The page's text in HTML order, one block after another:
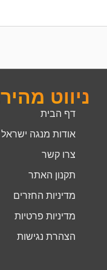
ניווט מהיר
דף הבית
אודות מנגה ישראל
צרו קשר
תקנון האתר
מדיניות החזרים
מדיניות פרטיות
הצהרת נגישות